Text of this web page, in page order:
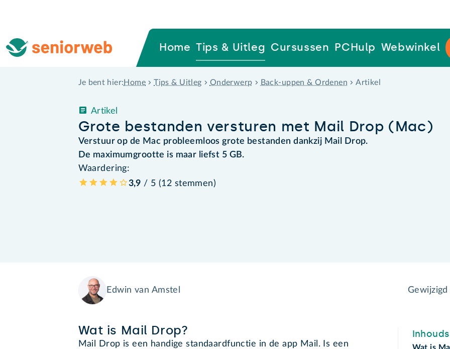
Home Tips & Uitleg Cursussen PCHulp Webwinkel
Je bent hier: Home Tips & Uitleg Onderwerp Back-uppen & Ordenen Artikel
Grote bestanden versturen met Mail Drop (Mac)
Artikel
Verstuur op de Mac probleemloos grote bestanden dankzij Mail Drop.
De maximumgrootte is maar liefst 5 GB.
Waardering:
3,9 / 5 (12 stemmen)
Edwin van Amstel
Wat is Mail Drop?
Mail Drop is een handige standaardfunctie in de app Mail. Is een